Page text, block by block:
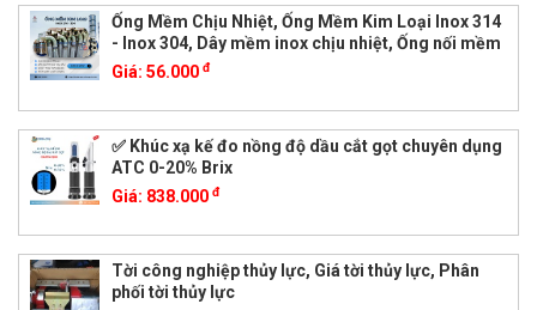
Ống Mềm Chịu Nhiệt, Ống Mềm Kim Loại Inox 314
- Inox 304, Dây mềm inox chịu nhiệt, Ống nối mềm
Giá: 56.000 đ
✅ Khúc xạ kế đo nồng độ dầu cắt gọt chuyên dụng
ATC 0-20% Brix
Giá: 838.000 đ
Tời công nghiệp thủy lực, Giá tời thủy lực, Phân
phối tời thủy lực